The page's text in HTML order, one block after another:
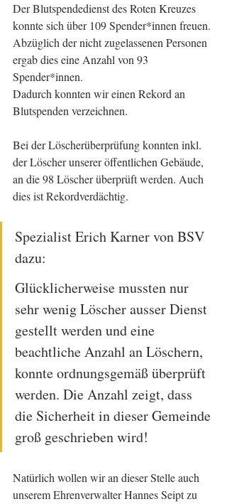
Der Blutspendedienst des Roten Kreuzes
konnte sich über 109 Spender*innen freuen.
Abzüglich der nicht zugelassenen Personen
ergab dies eine Anzahl von 93
Spender*innen.
Dadurch konnten wir einen Rekord an
Blutspenden verzeichnen.
Bei der Löscherüberprüfung konnten inkl.
der Löscher unserer öffentlichen Gebäude,
an die 98 Löscher überprüft werden. Auch
dies ist Rekordverdächtig.
Spezialist Erich Karner von BSV
dazu:
Glücklicherweise mussten nur
sehr wenig Löscher ausser Dienst
gestellt werden und eine
beachtliche Anzahl an Löschern,
konnte ordnungsgemäß überprüft
werden. Die Anzahl zeigt, dass
die Sicherheit in dieser Gemeinde
groß geschrieben wird!
Natürlich wollen wir an dieser Stelle auch
unserem Ehrenverwalter Hannes Seipt zu